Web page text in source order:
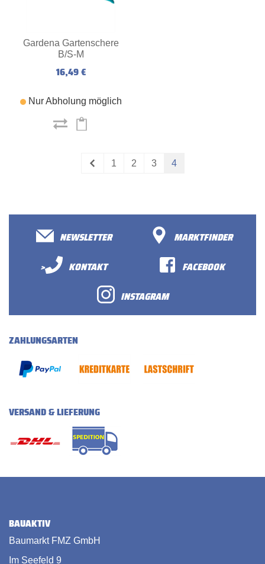
Gardena Gartenschere
B/S-M
16,49 €
Nur Abholung möglich
1 2 3 4
NEWSLETTER
MARKTFINDER
>
KONTAKT
FACEBOOK
INSTAGRAM
ZAHLUNGSARTEN
VERSAND & LIEFERUNG
BAUAKTIV
Baumarkt FMZ GmbH
Im Seefeld 9